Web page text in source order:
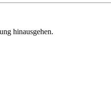
hinausgehen.